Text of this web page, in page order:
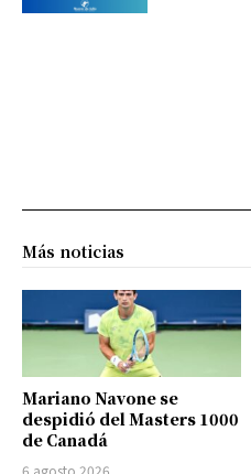
Más noticias
Mariano Navone se
despidió del Masters 1000
de Canadá